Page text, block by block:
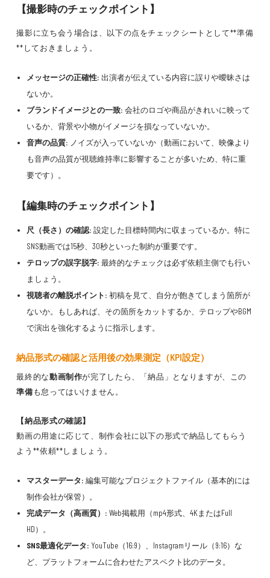
【撮影時のチェックポイント】
撮影に立ち会う場合は、以下の点をチェックシートとして**準備
**しておきましょう。
メッセージの正確性: 出演者が伝えている内容に誤りや曖昧さは
ないか。
ブランドイメージとの一致: 会社のロゴや商品がきれいに映って
いるか、背景や小物がイメージを損なっていないか。
音声の品質: ノイズが入っていないか（動画において、映像より
も音声の品質が視聴維持率に影響することが多いため、特に重
要です）。
【編集時のチェックポイント】
尺（長さ）の確認: 設定した目標時間内に収まっているか。特に
SNS動画では15秒、30秒といった制約が重要です。
テロップの誤字脱字: 最終的なチェックは必ず依頼主側でも行い
ましょう。
視聴者の離脱ポイント: 初稿を見て、自分が飽きてしまう箇所が
ないか。もしあれば、その箇所をカットするか、テロップやBGM
で演出を強化するように指示します。
納品形式の確認と活用後の効果測定（KPI設定）
最終的な動画制作が完了したら、「納品」となりますが、この
準備も怠ってはいけません。
【納品形式の確認】
動画の用途に応じて、制作会社に以下の形式で納品してもらう
よう**依頼**しましょう。
マスターデータ: 編集可能なプロジェクトファイル（基本的には
制作会社が保管）。
完成データ（高画質）: Web掲載用（mp4形式、4KまたはFull
HD）。
SNS最適化データ: YouTube（16:9）、Instagramリール（9:16）な
ど、プラットフォームに合わせたアスペクト比のデータ。